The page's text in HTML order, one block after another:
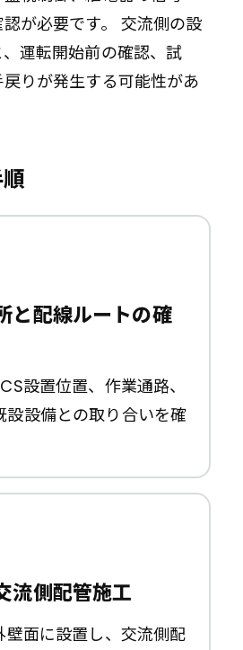
が必要です。 交流側の設
運転開始前の確認、試
りが発生する可能性があ
と配線ルートの確
設置位置、作業通路、
設設備との取り合いを確
流側配管施工
壁面に設置し、交流側配